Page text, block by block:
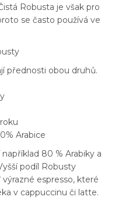
Robusta je však pro
se často používá ve
přednosti obou druhů.
Arabice
80 % Arabiky a
podíl Robusty
výrazné espresso, které
v cappuccinu či latte.